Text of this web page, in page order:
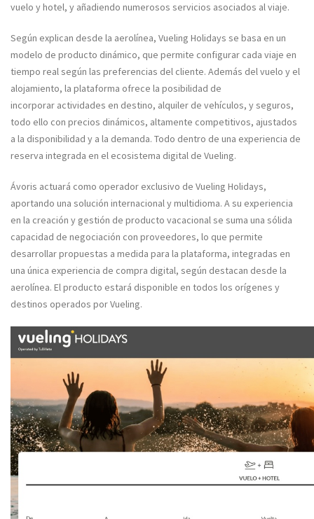
vuelo y hotel, y añadiendo numerosos servicios asociados al viaje.
Según explican desde la aerolínea, Vueling Holidays se basa en un
modelo de producto dinámico, que permite configurar cada viaje en
tiempo real según las preferencias del cliente. Además del vuelo y el
alojamiento, la plataforma ofrece la posibilidad de
incorporar actividades en destino, alquiler de vehículos, y seguros,
todo ello con precios dinámicos, altamente competitivos, ajustados
a la disponibilidad y a la demanda. Todo dentro de una experiencia de
reserva integrada en el ecosistema digital de Vueling.
Ávoris actuará como operador exclusivo de Vueling Holidays,
aportando una solución internacional y multidioma. A su experiencia
en la creación y gestión de producto vacacional se suma una sólida
capacidad de negociación con proveedores, lo que permite
desarrollar propuestas a medida para la plataforma, integradas en
una única experiencia de compra digital, según destacan desde la
aerolínea. El producto estará disponible en todos los orígenes y
destinos operados por Vueling.